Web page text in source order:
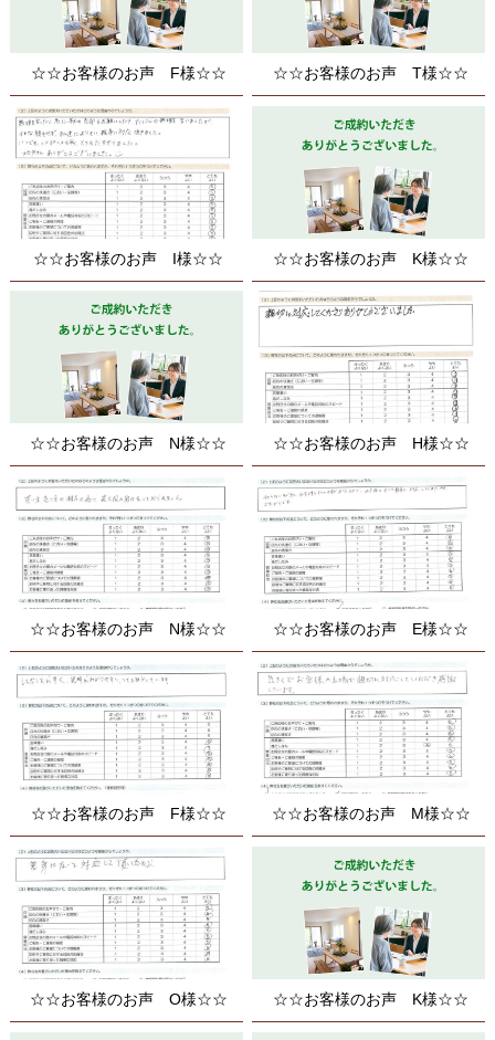
☆☆お客様のお声 F様☆☆ ☆☆お客様のお声 T様☆☆
☆☆お客様のお声 I様☆☆ ☆☆お客様のお声 K様☆☆
☆☆お客様のお声 N様☆☆ ☆☆お客様のお声 H様☆☆
☆☆お客様のお声 N様☆☆ ☆☆お客様のお声 E様☆☆
☆☆お客様のお声 F様☆☆ ☆☆お客様のお声 M様☆☆
☆☆お客様のお声 O様☆☆ ☆☆お客様のお声 K様☆☆